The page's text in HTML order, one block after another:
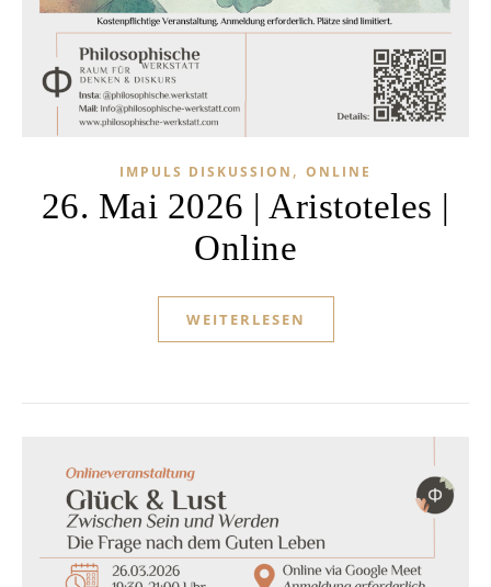
IMPULS DISKUSSION , ONLINE
26. Mai 2026 | Aristoteles |
Online
WEITERLESEN